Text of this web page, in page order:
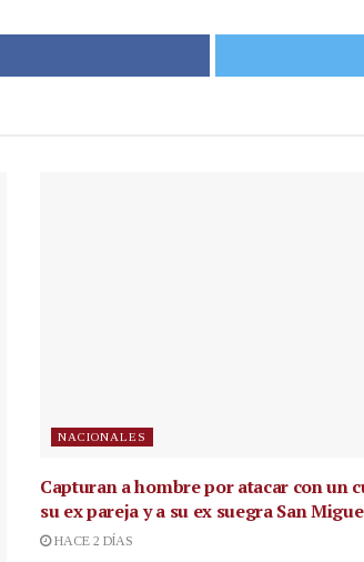
NACIONALES
Capturan a hombre por atacar con un
su ex pareja y a su ex suegra San
HACE 2 DÍAS